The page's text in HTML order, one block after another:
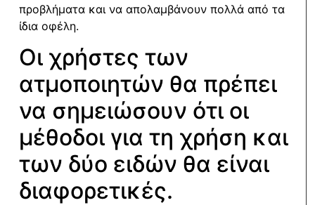
προβλήματα και να απολαμβάνουν πολλά από τα
ίδια οφέλη.
Οι χρήστες των
ατμοποιητών θα πρέπει
να σημειώσουν ότι οι
μέθοδοι για τη χρήση και
των δύο ειδών θα είναι
διαφορετικές.